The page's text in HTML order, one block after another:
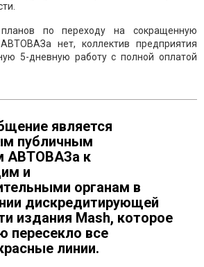
по переходу на сокращенную
нет, коллектив предприятия
5-дневную работу с полной оплатой
является
публичным
АВТОВАЗа к
и
органам в
дискредитирующей
издания Mash, которое
пересекло все
линии.